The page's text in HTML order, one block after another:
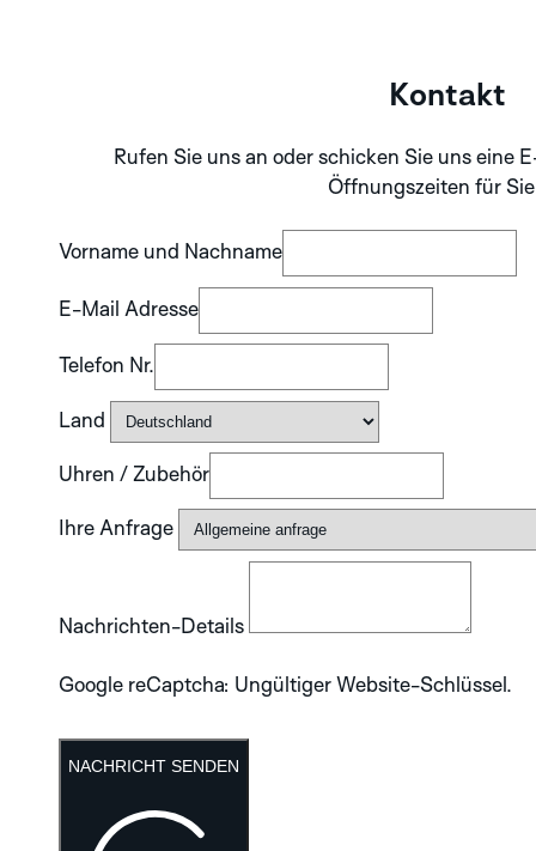
KOLLEKTION
Kontakt
Rufen Sie uns an oder schicken Sie uns eine
Öffnungszeiten für
Vorname und Nachname
E-Mail Adresse
Telefon Nr.
Land
Uhren / Zubehör
Ihre Anfrage
Nachrichten-Details
Google reCaptcha: Ungültiger Website-Schlüssel.
NACHRICHT SENDEN